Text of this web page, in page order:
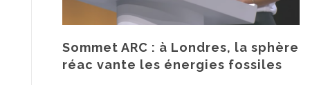
Sommet ARC : à Londres, la sphère
réac vante les énergies fossiles